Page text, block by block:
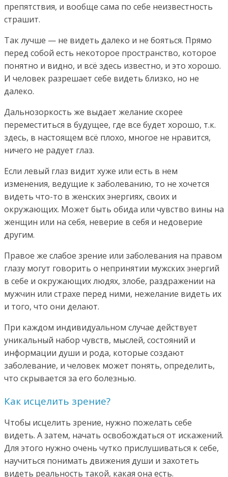
препятствия, и вообще сама по себе неизвестность
страшит.
Так лучше — не видеть далеко и не бояться. Прямо
перед собой есть некоторое пространство, которое
понятно и видно, и всё здесь известно, и это хорошо.
И человек разрешает себе видеть близко, но не
далеко.
Дальнозоркость же выдает желание скорее
переместиться в будущее, где все будет хорошо, т.к.
здесь, в настоящем всё плохо, многое не нравится,
ничего не радует глаз.
Если левый глаз видит хуже или есть в нем
изменения, ведущие к заболеванию, то не хочется
видеть что-то в женских энергиях, своих и
окружающих. Может быть обида или чувство вины на
женщин или на себя, неверие в себя и недоверие
другим.
Правое же слабое зрение или заболевания на правом
глазу могут говорить о непринятии мужских энергий
в себе и окружающих людях, злобе, раздражении на
мужчин или страхе перед ними, нежелание видеть их
и того, что они делают.
При каждом индивидуальном случае действует
уникальный набор чувств, мыслей, состояний и
информации души и рода, которые создают
заболевание, и человек может понять, определить,
что скрывается за его болезнью.
Как исцелить зрение?
Чтобы исцелить зрение, нужно пожелать себе
видеть. А затем, начать освобождаться от искажений.
Для этого нужно очень чутко прислушиваться к себе,
научиться понимать движения души и захотеть
видеть реальность такой, какая она есть.